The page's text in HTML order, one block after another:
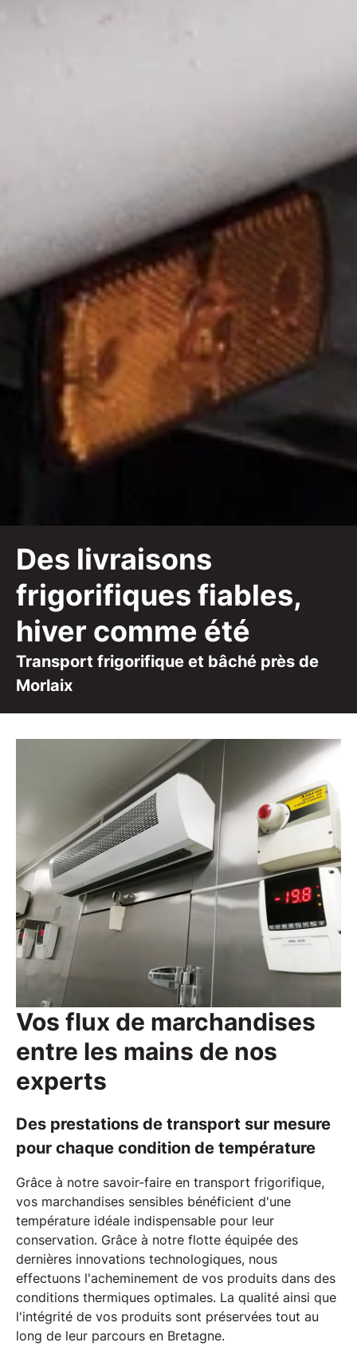
Transport frigorifique et bâché près de
Morlaix
Des livraisons
frigorifiques fiables,
hiver comme été
Vos flux de marchandises
entre les mains de nos
experts
Des prestations de transport sur mesure
pour chaque condition de température
Grâce à notre savoir-faire en transport frigorifique,
vos marchandises sensibles bénéficient d'une
température idéale indispensable pour leur
conservation. Grâce à notre flotte équipée des
dernières innovations technologiques, nous
effectuons l'acheminement de vos produits dans des
conditions thermiques optimales. La qualité ainsi que
l'intégrité de vos produits sont préservées tout au
long de leur parcours en Bretagne.